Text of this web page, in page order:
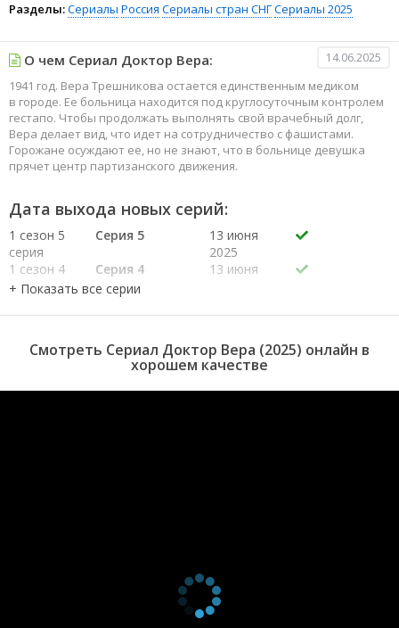
Разделы:Сериалы Россия Сериалы стран СНГСериалы 2025
О чем Сериал Доктор Вера: 14.06.2025
1941 год. Вера Трешникова остается единственным медиком
в городе. Ее больница находится под круглосуточным контролем
гестапо. Чтобы продолжать выполнять свой врачебный долг,
Вера делает вид, что идет на сотрудничество с фашистами.
Горожане осуждают ее, но не знают, что в больнице девушка
прячет центр партизанского движения.
Дата выхода новых серий:
1 сезон 5
серия
Серия 5
13 июня
2025
1 сезон 4
серия
Серия 4
13 июня
серия
Серия 3
2025
серия
2025
серия
Серия 1
13 июня
2025
Смотреть Сериал Доктор Вера (2025) онлайн в
хорошем качестве